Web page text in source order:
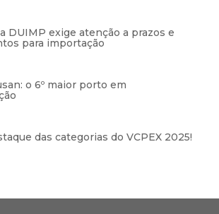
DUIMP exige atenção a prazos e
para importação
o 6º maior porto em
das categorias do VCPEX 2025!